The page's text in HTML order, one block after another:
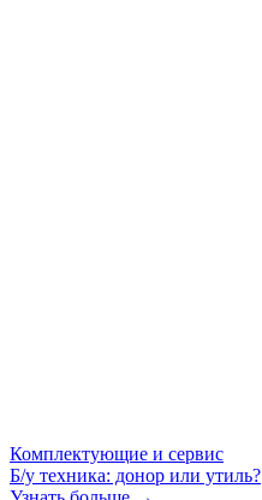
Комплектующие и сервис
Б/у техника: донор или утиль?